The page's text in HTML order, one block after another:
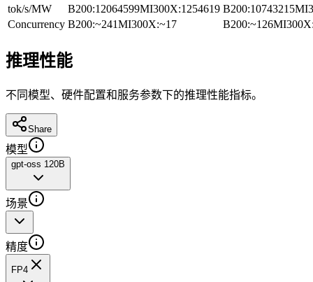
tok/s/MW
B200:12064599MI300X:1254619 B200:10743215
Concurrency B200:~241MI300X:~17 B200:~126MI300X
推理性能
不同模型、硬件配置和服务参数下的推理性能指标。
Share
模型
gpt-oss 120B
场景
精度
FP4